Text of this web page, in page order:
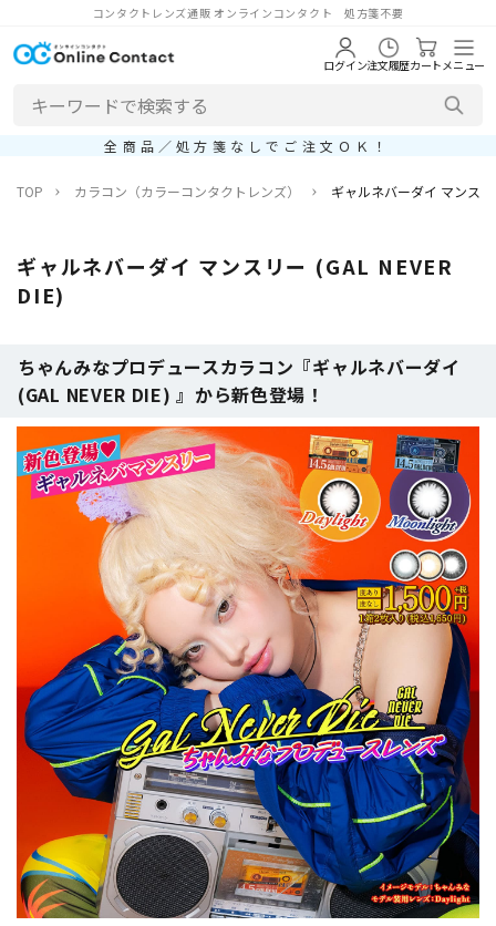
コンタクトレンズ通販 オンラインコンタクト 処方箋不要
ログイン注文履歴カートメニュー
全商品／処方箋なしでご注文ＯＫ！
TOP カラコン（カラーコンタクトレンズ） ギャルネバーダイ マンスリ
ギャルネバーダイ マンスリー (GAL NEVER
DIE)
ちゃんみなプロデュースカラコン『ギャルネバーダイ
(GAL NEVER DIE) 』から新色登場！